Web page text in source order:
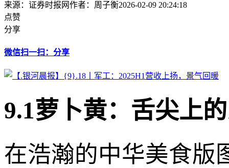
来源：证券时报网作者：周子衡2026-02-09 20:24:18
点赞
分享
微信扫一扫：分享
9.1萝卜黄：舌尖上
在浩瀚的中华美食版